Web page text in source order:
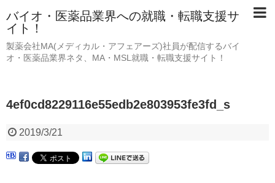
バイオ・医薬品業界への就職・転職支援サ
イト！
製薬会社MA(メディカル・アフェアーズ)社員が配信するバイ
オ・医薬品業界ネタ、MA・MSL就職・転職支援サイト！
4ef0cd8229116e55edb2e803953fe3fd_s
2019/3/21